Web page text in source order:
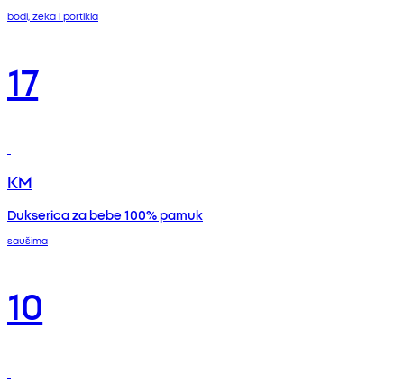
bodi, zeka i portikla
17
KM
Dukserica za bebe 100% pamuk
saušima
10